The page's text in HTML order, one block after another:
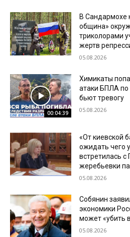
В Сандармохе
община»
триколорами
жертв
05.08.2026
00:04:39
Химикаты
атаки БПЛА
бьют тревогу
05.08.2026
«От киевской
ожидать чего
встретилась
жеребьевки
05.08.2026
Собянин
экономики
может «убить
05.08.2026